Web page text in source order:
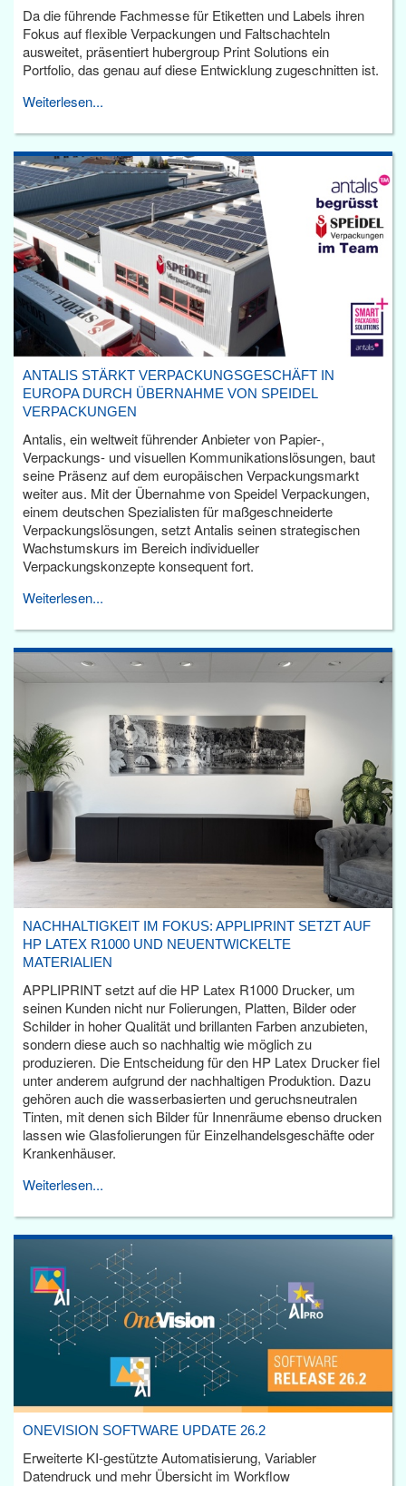
Da die führende Fachmesse für Etiketten und Labels ihren
Fokus auf flexible Verpackungen und Faltschachteln
ausweitet, präsentiert hubergroup Print Solutions ein
Portfolio, das genau auf diese Entwicklung zugeschnitten ist.
Weiterlesen...
ANTALIS STÄRKT VERPACKUNGSGESCHÄFT IN
EUROPA DURCH ÜBERNAHME VON SPEIDEL
VERPACKUNGEN
Antalis, ein weltweit führender Anbieter von Papier-,
Verpackungs- und visuellen Kommunikationslösungen, baut
seine Präsenz auf dem europäischen Verpackungsmarkt
weiter aus. Mit der Übernahme von Speidel Verpackungen,
einem deutschen Spezialisten für maßgeschneiderte
Verpackungslösungen, setzt Antalis seinen strategischen
Wachstumskurs im Bereich individueller
Verpackungskonzepte konsequent fort.
Weiterlesen...
NACHHALTIGKEIT IM FOKUS: APPLIPRINT SETZT AUF
HP LATEX R1000 UND NEUENTWICKELTE
MATERIALIEN
APPLIPRINT setzt auf die HP Latex R1000 Drucker, um
seinen Kunden nicht nur Folierungen, Platten, Bilder oder
Schilder in hoher Qualität und brillanten Farben anzubieten,
sondern diese auch so nachhaltig wie möglich zu
produzieren. Die Entscheidung für den HP Latex Drucker fiel
unter anderem aufgrund der nachhaltigen Produktion. Dazu
gehören auch die wasserbasierten und geruchsneutralen
Tinten, mit denen sich Bilder für Innenräume ebenso drucken
lassen wie Glasfolierungen für Einzelhandelsgeschäfte oder
Krankenhäuser.
Weiterlesen...
ONEVISION SOFTWARE UPDATE 26.2
Erweiterte KI-gestützte Automatisierung, Variabler
Datendruck und mehr Übersicht im Workflow